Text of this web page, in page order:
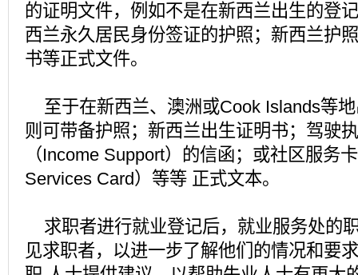
的证明文件，例如不是在新西兰出生的登
西兰永久居民身份签证的护照；新西兰护
书等正式文件。
至于在新西兰、澳洲或Cook Islands等
则可带备护照；新西兰出生证明书；驾驶
（Income Support）的信函；或社区服务
Services Card）等等 正式文本。
求职者进行就业登记后，就业服务处的
见求职者，以进一步了解他们的情况和要